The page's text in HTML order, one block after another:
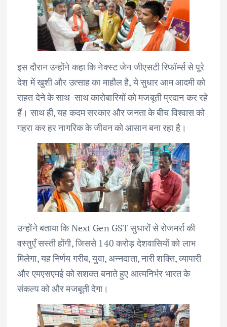
इस दौरान उन्होंने कहा कि नेक्स्ट जेन जीएसटी रिफॉर्म्स से पूरे
देश में खुशी और उत्साह का माहौल है, ये सुधार आम आदमी को
राहत देने के साथ-साथ कारोबारियों को मजबूती प्रदान कर रहे
हैं। साथ ही, यह कदम सरकार और जनता के बीच विश्वास को
गहरा कर हर नागरिक के जीवन को आसान बना रहा है।
उन्होंने बताया कि Next Gen GST सुधारों से रोजमर्रा की
वस्तुएँ सस्ती होंगी, जिससे 140 करोड़ देशवासियों को लाभ
मिलेगा, यह निर्णय गरीब, युवा, अन्नदाता, नारी शक्ति, व्यापारी
और एमएसएमई को सशक्त बनाते हुए आत्मनिर्भर भारत के
संकल्प को और मजबूती देगा।